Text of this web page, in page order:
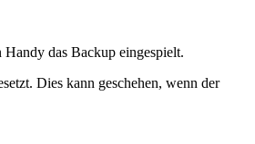
das Backup eingespielt.
Dies kann geschehen, wenn der